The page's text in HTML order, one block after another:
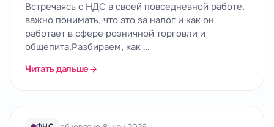
Встречаясь с НДС в своей повседневной работе,
важно понимать, что это за налог и как он
работает в сфере розничной торговли и
общепита.Разбираем, как …
Читать дальше